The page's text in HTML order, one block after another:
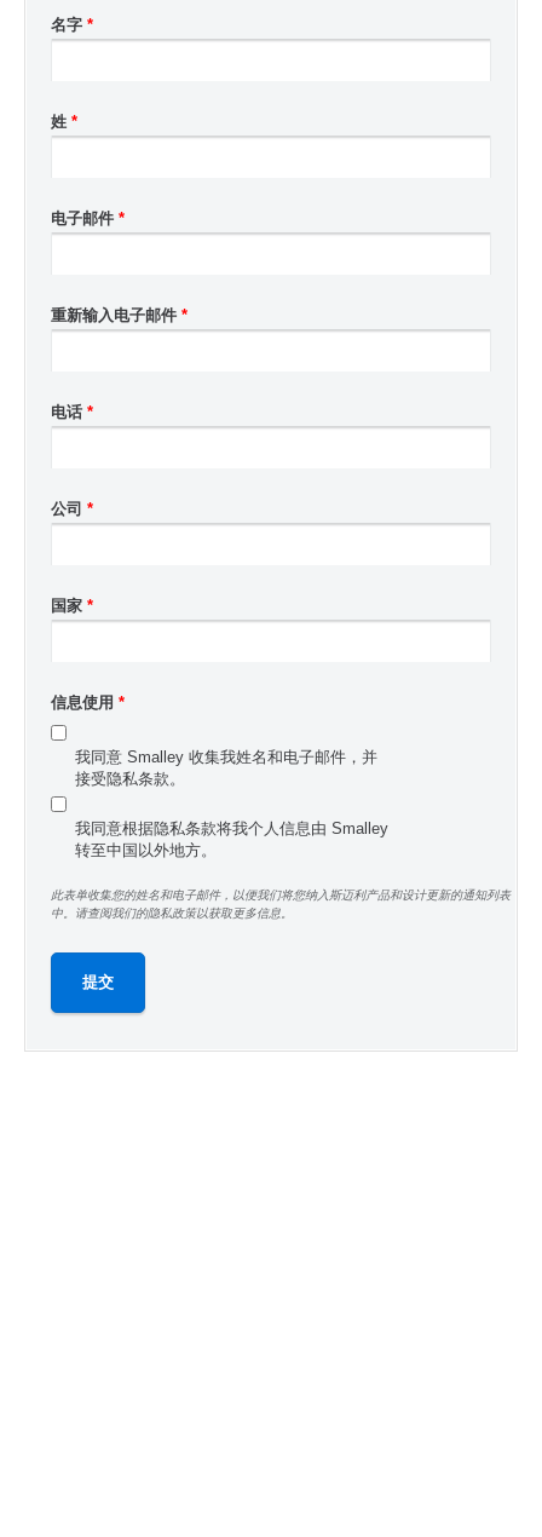
名字 *
姓 *
电子邮件 *
重新输入电子邮件 *
电话 *
公司 *
国家 *
信息使用 *
我同意 Smalley 收集我姓名和电子邮件，并
接受隐私条款。
我同意根据隐私条款将我个人信息由 Smalley
转至中国以外地方。
此表单收集您的姓名和电子邮件，以便我们将您纳入斯迈利产品和设计更新的通知列表
中。请查阅我们的隐私政策以获取更多信息。